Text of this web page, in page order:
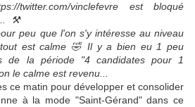
twitter.com/vinclefevre est bloqué
⚒
peu que l'on s'y intéresse au niveau
tout est calme 🤣 Il y a bien eu 1 peu
de la période "4 candidates pour 1
le calme est revenu...
ce matin pour développer et consolider
à la mode "Saint-Gérand" dans ce